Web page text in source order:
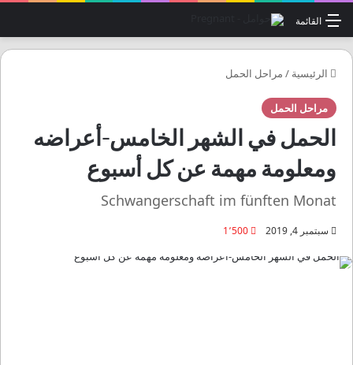
القائمة
الرئيسية / مراحل الحمل
مراحل الحمل
الحمل في الشهر الخامس-أعراضه
ومعلومة مهمة عن كل أسبوع
Schwangerschaft im fünften Monat
سبتمبر 4, 2019 1٬500